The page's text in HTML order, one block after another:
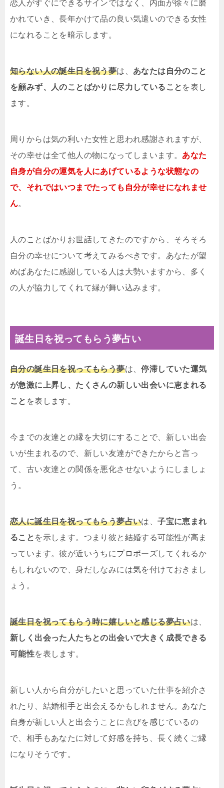
恋人がすぐにできるサインではなく、内面が徐々に磨
かれていき、長年かけて品の良い気遣いのできる女性
になれることを暗示します。
知らない人の誕生日を祝う夢は、 あなたは自分のこと
を顧みず、人のことばかりに尽力していること を表し
ます。
周りからは気の利いた女性と思われ感謝されますが、
その幸せは全て他人の物になってしまいます。 あなた
自身が自分の運気を人にあげているような状態なの
で、それではいつまでたっても自分が幸せになれませ
ん。
人のことばかりお世話してきたのですから、そろそろ
自分の幸せについて考えてみるべきです。あなたが望
めばあなたに感謝している人は大勢いますから、多く
の人が協力してくれて縁が舞い込みます。
誕生日を祝ってもらう夢占い
自分の誕生日を祝ってもらう夢は、停滞していた運気
が急激に上昇し、たくさんの新しい出会いに恵まれる
こと を表します。
今までの友達との縁を大切にすることで、新しい出会
いが生まれるので、新しい友達ができたからと言っ
て、古い友達との関係を悪化させないようにしましょ
う。
恋人に誕生日を祝ってもらう夢占いは、子宝に恵まれ
ること を示します。つまり彼と結婚する可能性が高ま
っています。彼が近いうちにプロポーズしてくれるか
もしれないので、身だしなみには気を付けておきまし
ょう。
誕生日を祝ってもらう時に嬉しいと感じる夢占いは、
新しく出会った人たちとの出会いで大きく成長できる
可能性を表します。
新しい人から自分がしたいと思っていた仕事を紹介さ
れたり、結婚相手と出会えるかもしれません。あなた
自身が新しい人と出会うことに喜びを感じているの
で、相手もあなたに対して好感を持ち、長く続くご縁
になりそうです。